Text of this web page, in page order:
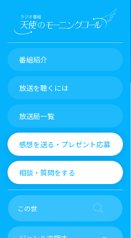
番組紹介
放送を聴くには
放送局一覧
感想を送る・プレゼント応募
相談・質問をする